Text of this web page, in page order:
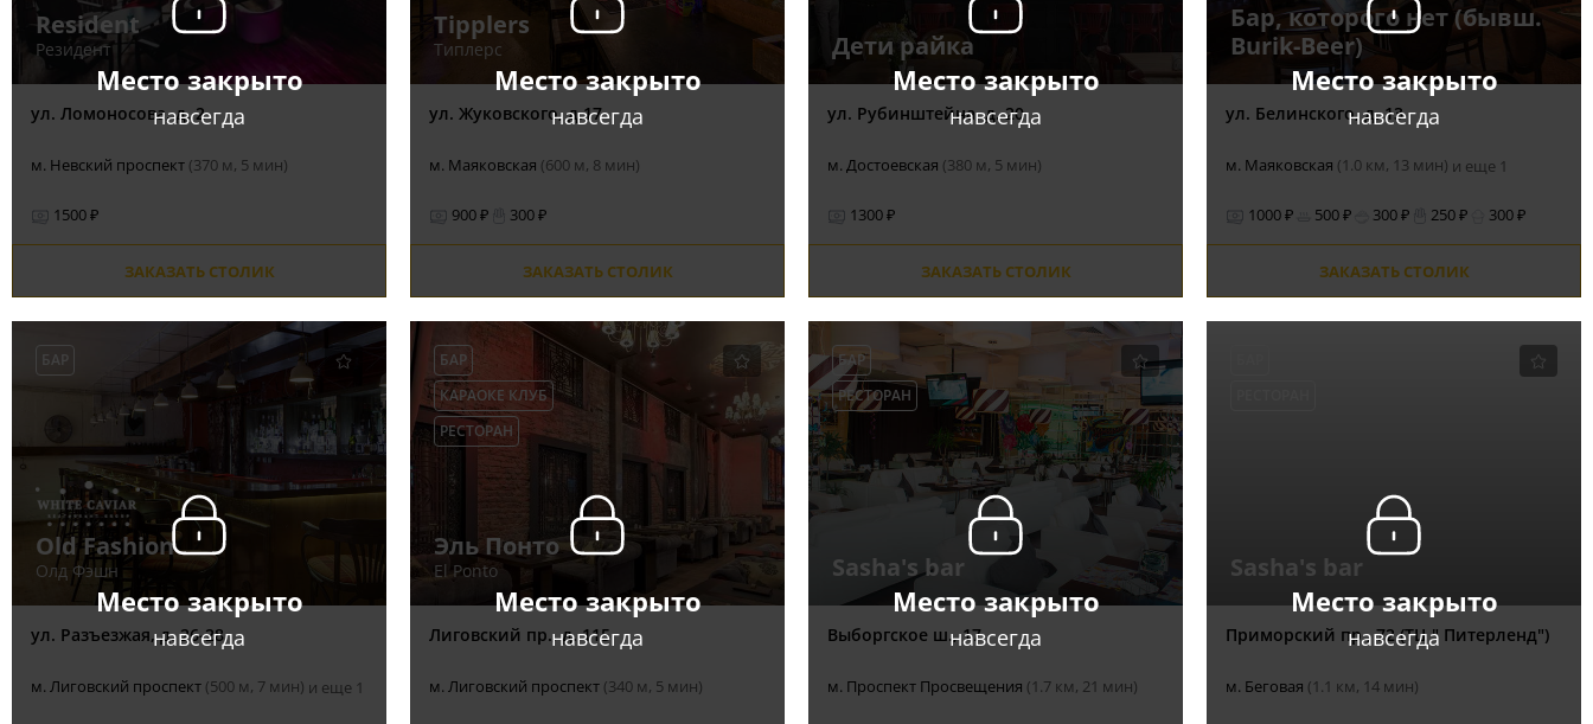
Место закрыто
навсегда
Resident
Резидент
ул. Ломоносова, д. 2
м. Невский проспект (370 м, 5 мин)
1500 ₽
ЗАКАЗАТЬ СТОЛИК
Место закрыто
навсегда
Tipplers
Типлерс
ул. Жуковского, д.17
м. Маяковская (600 м, 8 мин)
900 ₽ 300 ₽
ЗАКАЗАТЬ СТОЛИК
Место закрыто
навсегда
Дети райка
ул. Рубинштейна, д. 20
м. Достоевская (380 м, 5 мин)
1300 ₽
ЗАКАЗАТЬ СТОЛИК
Место закрыто
навсегда
Бар, которого нет (бывш.
Burik-Beer)
ул. Белинского, д. 13
м. Маяковская (1.0 км, 13 мин) и еще 1
1000 ₽ 500 ₽ 300 ₽ 250 ₽ 300 ₽
ЗАКАЗАТЬ СТОЛИК
Место закрыто
навсегда
БАР
Old Fashion
Олд Фэшн
ул. Разъезжая, д. 26-28
м. Лиговский проспект (500 м, 7 мин) и еще 1
Место закрыто
навсегда
БАР
КАРАОКЕ КЛУБ
РЕСТОРАН
Эль Понто
El Ponto
Лиговский пр., д. 115
м. Лиговский проспект (340 м, 5 мин)
Место закрыто
навсегда
БАР
РЕСТОРАН
Sasha's bar
Выборгское ш., 17
м. Проспект Просвещения (1.7 км, 21 мин)
Место закрыто
навсегда
Sasha's bar
Приморский пр., 72 (ТЦ " Питерленд")
м. Беговая (1.1 км, 14 мин)